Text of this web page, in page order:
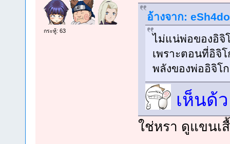
กระทู้: 63
อ้างจาก:
ไม่แน่พ่อของอิจิ
เพราะตอนที่อิจิ
พลังของพ่ออิจิโ
เห็นด้ว
ใช่หรา ดูแขนเ